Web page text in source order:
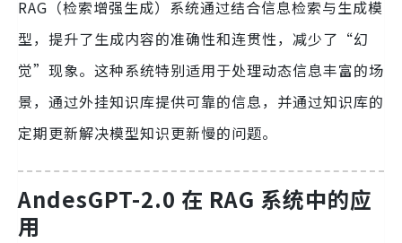
RAG（检索增强生成）系统通过结合信息检索与生成模
型，提升了生成内容的准确性和连贯性，减少了“幻
觉”现象。这种系统特别适用于处理动态信息丰富的场
景，通过外挂知识库提供可靠的信息，并通过知识库的
定期更新解决模型知识更新慢的问题。
AndesGPT-2.0 在 RAG 系统中的应
用